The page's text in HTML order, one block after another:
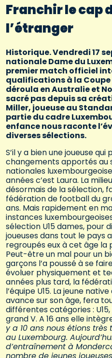
Franchir le cap
l’étranger
Historique. Vendredi 17
nationale Dame du
premier match officiel
qualifications à la Coupe
déroula en Australie et
sacré pas depuis sa
Miller, joueuse au
partie du cadre
enfance nous raconte
diverses sélections.
S’il y a bien une joueuse
changements apportés au
nationales
années c’est Laura. La
désormais de la sélection,
fédération de football du
ans. Mais rapidement en
instances
sélection U15 dames, pour
joueuses dans tout le pays
regroupés eux à cet âge la
Peut-être un mal pour un
garçons l’a poussé à se
évoluer physiquement et
années plus tard, la
l’équipe U15. La jeune
avance sur son âge, fera
différentes catégories : U15,
grand V. A 16 ans elle
y a 10 ans nous étions
au Luxembourg.
d’entraînement à